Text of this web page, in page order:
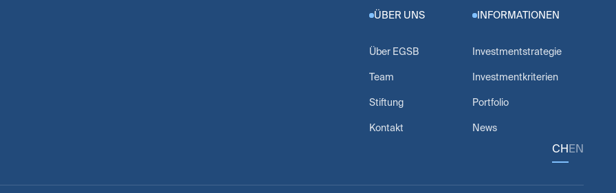
ÜBER UNS
Über EGSB
Team
Stiftung
Kontakt
INFORMATIONEN
Investmentstrategie
Investmentkriterien
Portfolio
News
CH EN